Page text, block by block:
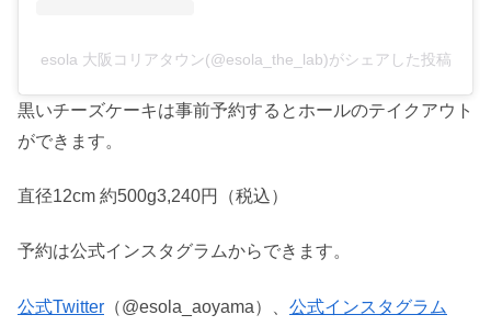
esola 大阪コリアタウン(@esola_the_lab)がシェアした投稿
黒いチーズケーキは事前予約するとホールのテイクアウト
ができます。
直径12cm 約500g3,240円（税込）
予約は公式インスタグラムからできます。
公式Twitter （@esola_aoyama）、 公式インスタグラム